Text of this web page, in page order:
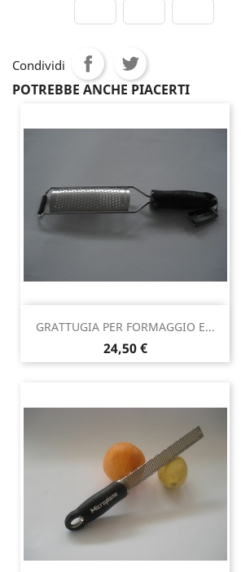
Condividi
POTREBBE ANCHE PIACERTI
GRATTUGIA PER FORMAGGIO E...
Prezzo
24,50 €